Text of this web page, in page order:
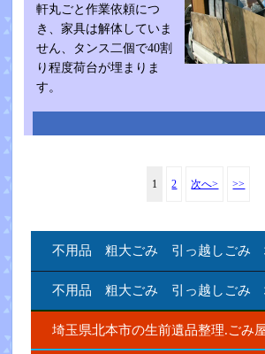
軒丸ごと作業依頼につ
き、家具は解体していま
せん、タンス二個で40割
り程度荷台が埋まりま
す。
1 2 次へ> >>
不用品 粗大ごみ 引っ越しごみ
不用品 粗大ごみ 引っ越しごみ
埼玉県北本市の生前遺品整理.ごみ